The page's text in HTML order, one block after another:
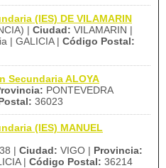
(IES) DE VILAMARIN
| Ciudad: VILAMARIN |
| GALICIA | Código Postal:
Secundaria ALOYA
PONTEVEDRA
36023
(IES) MANUEL
| Ciudad: VIGO | Provincia:
| Código Postal: 36214